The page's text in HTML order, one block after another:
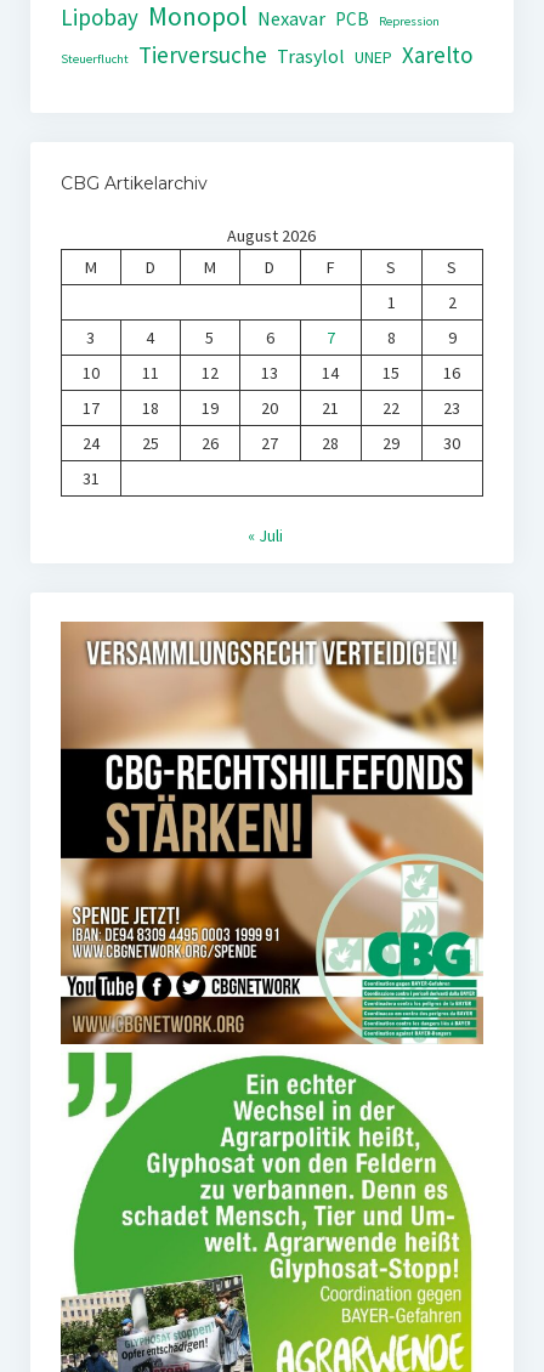
Lipobay Monopol Nexavar PCB Repression
Steuerflucht Tierversuche Trasylol UNEP Xarelto
CBG Artikelarchiv
August 2026
M
D M D F S
S
1
2
3
4 5 6 7 8
9
10
11 12 13 14 15
16
17
18 19 20 21 22
23
24
25 26 27 28 29
30
31
« Juli